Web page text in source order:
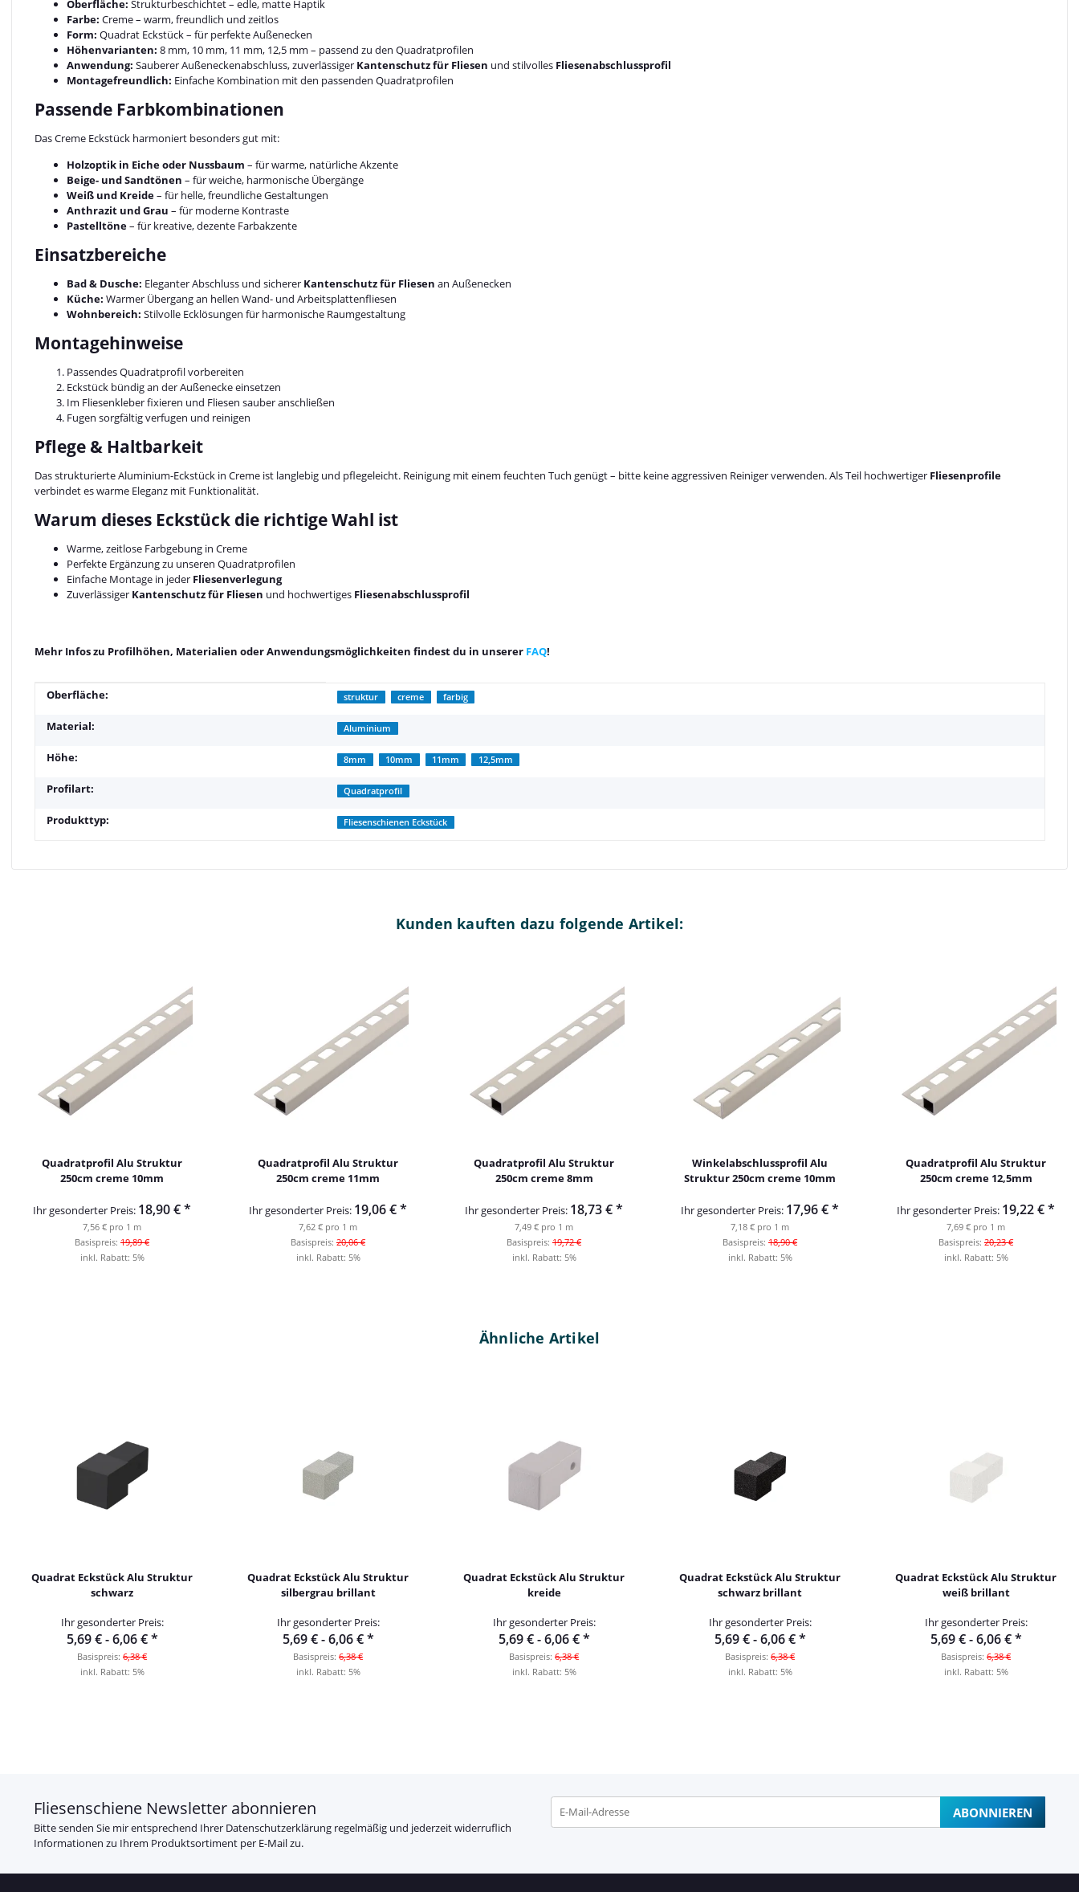
Oberfläche: Strukturbeschichtet – edle, matte Haptik
Farbe: Creme – warm, freundlich und zeitlos
Form: Quadrat Eckstück – für perfekte Außenecken
Höhenvarianten: 8 mm, 10 mm, 11 mm, 12,5 mm – passend zu den Quadratprofilen
Anwendung: Sauberer Außeneckenabschluss, zuverlässiger Kantenschutz für Fliesen und stilvolles Fliesenabschlussprofil
Montagefreundlich: Einfache Kombination mit den passenden Quadratprofilen
Passende Farbkombinationen
Das Creme Eckstück harmoniert besonders gut mit:
Holzoptik in Eiche oder Nussbaum – für warme, natürliche Akzente
Beige- und Sandtönen – für weiche, harmonische Übergänge
Weiß und Kreide– für helle, freundliche Gestaltungen
Anthrazit und Grau – für moderne Kontraste
Pastelltöne– für kreative, dezente Farbakzente
Einsatzbereiche
Bad & Dusche: Eleganter Abschluss und sicherer Kantenschutz für Fliesen an Außenecken
Küche: Warmer Übergang an hellen Wand- und Arbeitsplattenfliesen
Wohnbereich: Stilvolle Ecklösungen für harmonische Raumgestaltung
Montagehinweise
Passendes Quadratprofil vorbereiten
Eckstück bündig an der Außenecke einsetzen
Im Fliesenkleber fixieren und Fliesen sauber anschließen
Fugen sorgfältig verfugen und reinigen
Pflege & Haltbarkeit
Das strukturierte Aluminium-Eckstück in Creme ist langlebig und pflegeleicht. Reinigung mit einem feuchten Tuch genügt – bitte keine aggressiven Reiniger verwenden. Als Teil hochwertiger Fliesenprofile
verbindet es warme Eleganz mit Funktionalität.
Warum dieses Eckstück die richtige Wahl ist
Warme, zeitlose Farbgebung in Creme
Perfekte Ergänzung zu unseren Quadratprofilen
Einfache Montage in jeder Fliesenverlegung
Zuverlässiger Kantenschutz für Fliesen und hochwertiges Fliesenabschlussprofil
Mehr Infos zu Profilhöhen, Materialien oder Anwendungsmöglichkeiten findest du in unserer FAQ!
Produkteigenschaft
Wert
Oberfläche: struktur creme farbig
Material: Aluminium
Höhe: 8mm 10mm 11mm 12,5mm
Profilart: Quadratprofil
Produkttyp: Fliesenschienen Eckstück
Kunden kauften dazu folgende Artikel:
Quadratprofil Alu Struktur
250cm creme 10mm
Ihr gesonderter Preis: 18,90 €*
7,56 € pro 1 m
Basispreis: 19,89 €
inkl. Rabatt: 5%
Quadratprofil Alu Struktur
250cm creme 11mm
Ihr gesonderter Preis: 19,06 €*
7,62 € pro 1 m
Basispreis: 20,06 €
inkl. Rabatt: 5%
Quadratprofil Alu Struktur
250cm creme 8mm
Ihr gesonderter Preis: 18,73 €*
7,49 € pro 1 m
Basispreis: 19,72 €
inkl. Rabatt: 5%
Winkelabschlussprofil Alu
Struktur 250cm creme 10mm
Ihr gesonderter Preis: 17,96 €*
7,18 € pro 1 m
Basispreis: 18,90 €
inkl. Rabatt: 5%
Quadratprofil Alu Struktur
250cm creme 12,5mm
Ihr gesonderter Preis: 19,22 €*
7,69 € pro 1 m
Basispreis: 20,23 €
inkl. Rabatt: 5%
Ähnliche Artikel
Quadrat Eckstück Alu Struktur
schwarz
Ihr gesonderter Preis:
5,69 € -6,06 €*
Basispreis: 6,38 €
inkl. Rabatt: 5%
Quadrat Eckstück Alu Struktur
silbergrau brillant
Ihr gesonderter Preis:
5,69 € -6,06 €*
Basispreis: 6,38 €
inkl. Rabatt: 5%
Quadrat Eckstück Alu Struktur
kreide
Ihr gesonderter Preis:
5,69 € -6,06 €*
Basispreis: 6,38 €
inkl. Rabatt: 5%
Quadrat Eckstück Alu Struktur
schwarz brillant
Ihr gesonderter Preis:
5,69 € -6,06 €*
Basispreis: 6,38 €
inkl. Rabatt: 5%
Quadrat Eckstück Alu Struktur
weiß brillant
Ihr gesonderter Preis:
5,69 € -6,06 €*
Basispreis: 6,38 €
inkl. Rabatt: 5%
Fliesenschiene Newsletter abonnieren
Bitte senden Sie mir entsprechend Ihrer Datenschutzerklärung regelmäßig und jederzeit widerruflich
Informationen zu Ihrem Produktsortiment per E-Mail zu.
ABONNIEREN